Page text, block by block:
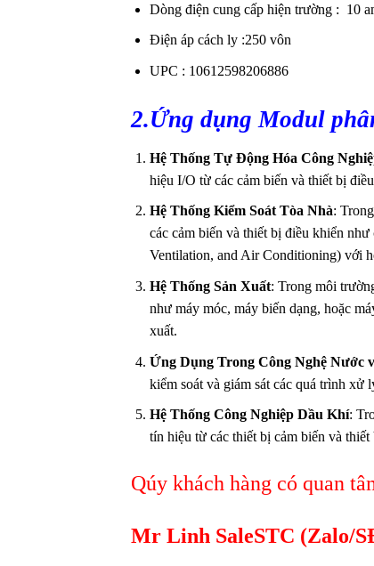
Dòng điện cung cấp hiện trường : 10
Điện áp cách ly :250 vôn
UPC : 10612598206886
2.Ứng dụng Modul
Hệ Thống Tự Động Hóa Công
hiệu I/O từ các cảm biến và thiết bị
Hệ Thống Kiểm Soát Tòa Nhà:
các cảm biến và thiết bị điều khiển
Ventilation, and Air Conditioning) với
Hệ Thống Sản Xuất: Trong môi
như máy móc, máy biến dạng, hoặc
xuất.
Ứng Dụng Trong Công Nghệ Nước
kiểm soát và giám sát các quá trình
Hệ Thống Công Nghiệp Dầu Khí:
tín hiệu từ các thiết bị cảm biến và
Qúy khách hàng có quan
Mr Linh SaleSTC (Zalo/